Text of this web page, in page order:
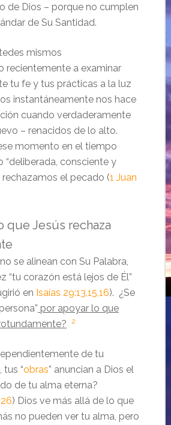
de Dios – porque no cumplen
de Su Santidad.
mismos
recientemente a examinar
tu fe y tus prácticas a la luz
instantáneamente nos hace
cuando verdaderamente
– renacidos de lo alto.
momento en el tiempo
“deliberada, consciente y
rechazamos el pecado (1 Juan
que Jesús rechaza
se alinean con Su Palabra,
“tu corazón está lejos de Él”
en Isaías 29:13,15,16). ¿Se
por apoyar lo que
2
de tu
“obras” anuncian a Dios el
de tu alma eterna?
) Dios ve más allá de lo que
no pueden ver tu alma, pero